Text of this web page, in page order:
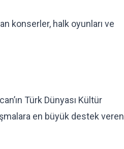
konserler, halk oyunları ve
Türk Dünyası Kültür
en büyük destek veren